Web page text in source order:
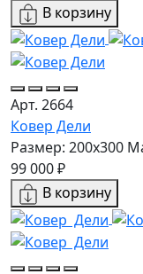
В корзину
Арт. 2664
Ковер Дели
Размер: 200x300
99 000 ₽
В корзину